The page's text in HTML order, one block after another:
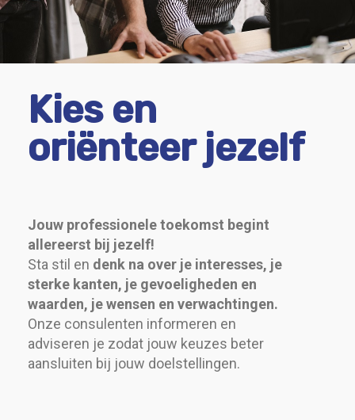
Kies en
oriënteer jezelf
Jouw professionele toekomst begint
allereerst bij jezelf!
Sta stil en denk na over je interesses, je
sterke kanten, je gevoeligheden en
waarden, je wensen en verwachtingen.
Onze consulenten informeren en
adviseren je zodat jouw keuzes beter
aansluiten bij jouw doelstellingen.